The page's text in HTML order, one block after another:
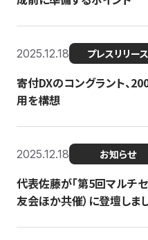
2025.12.18 プレスリリース
寄付DXのコングラント、
用を構想
2025.12.18 お知らせ
代表佐藤が「第5回マルチセ
友会ほか共催）に登壇しま